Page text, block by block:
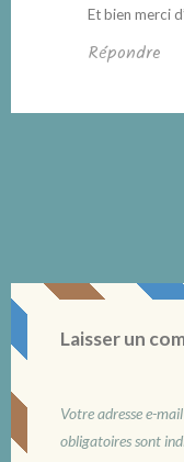
Et bien merci
Répondre
Laisser un
Votre adresse e-
obligatoires sont